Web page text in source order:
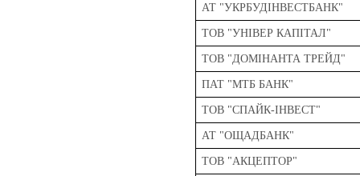
АТ "УКРБУДІНВЕСТБАНК"
ТОВ "УНІВЕР КАПІТАЛ"
ТОВ "ДОМІНАНТА ТРЕЙД"
ПАТ "МТБ БАНК"
ТОВ "СПАЙК-ІНВЕСТ"
АТ "ОЩАДБАНК"
ТОВ "АКЦЕПТОР"